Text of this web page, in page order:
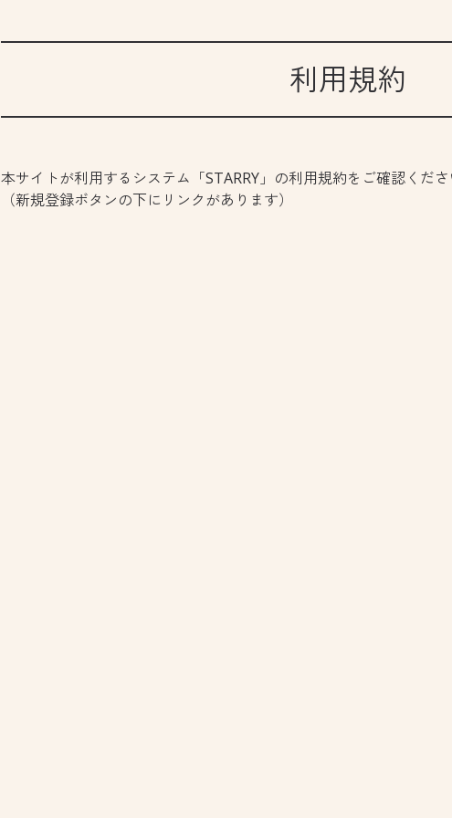
利用規約
本サイトが利用するシステム「STARRY」の利用規約をご確認くだ
（新規登録ボタンの下にリンクがあります）